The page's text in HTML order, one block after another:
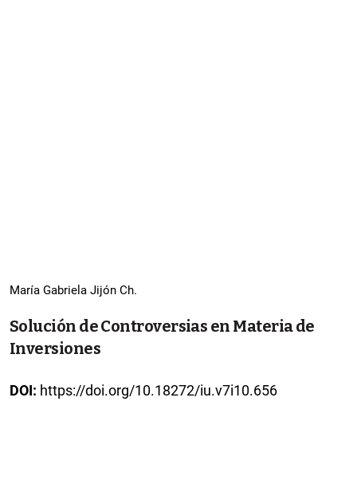
María Gabriela Jijón Ch.
Solución de Controversias en Materia de
Inversiones
DOI: https://doi.org/10.18272/iu.v7i10.656